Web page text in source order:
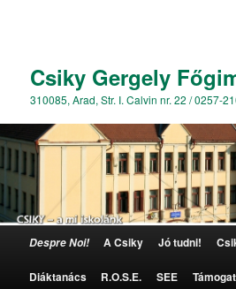
Csiky Gergely
310085, Arad, Str. I. Calvin nr. 22 / 0257-
Tovább az elsődleges tartalomra
Despre Noi! A Csiky Jó tudni!
Diáktanács R.O.S.E. SEE